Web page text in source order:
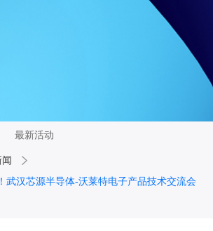
武汉芯源半导体-沃莱特电子产品技术交流会
最新活动